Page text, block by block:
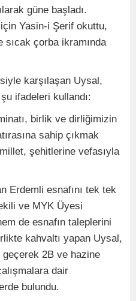
güne başladı.
Yasin-i Şerif okuttu,
sıcak çorba ikramında
karşılaşan Uysal,
ifadeleri kullandı:
birlik ve dirliğimizin
sahip çıkmak
şehitlerine vefasıyla
Erdemli esnafını tek tek
ve MYK Üyesi
de esnafın taleplerini
kahvaltı yapan Uysal,
2B ve hazine
dair
bulundu.